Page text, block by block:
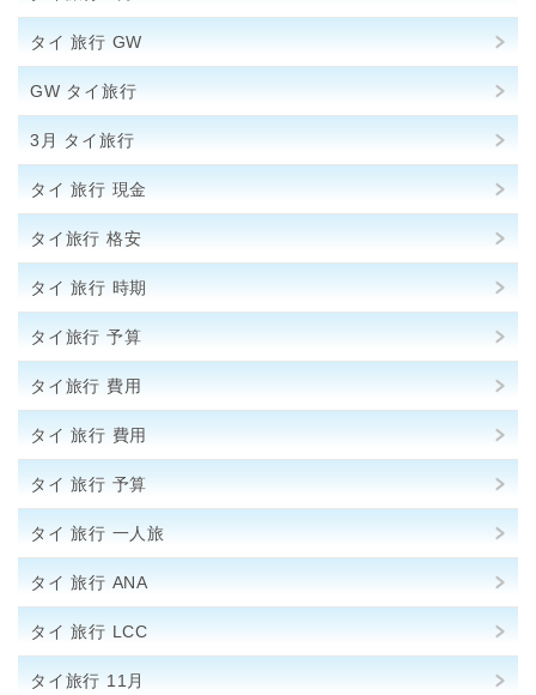
タイ 旅行 GW
GW タイ旅行
3月 タイ旅行
タイ 旅行 現金
タイ旅行 格安
タイ 旅行 時期
タイ旅行 予算
タイ旅行 費用
タイ 旅行 費用
タイ 旅行 予算
タイ 旅行 一人旅
タイ 旅行 ANA
タイ 旅行 LCC
タイ旅行 11月